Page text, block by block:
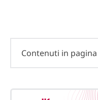
Contenuti in pagina